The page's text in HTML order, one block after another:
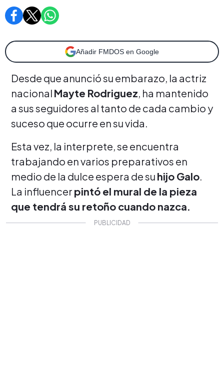
Añadir FMDOS en Google
Desde que anunció su embarazo, la actriz
nacional Mayte Rodriguez, ha mantenido
a sus seguidores al tanto de cada cambio y
suceso que ocurre en su vida.
Esta vez, la interprete, se encuentra
trabajando en varios preparativos en
medio de la dulce espera de su hijo Galo.
La influencer pintó el mural de la pieza
que tendrá su retoño cuando nazca.